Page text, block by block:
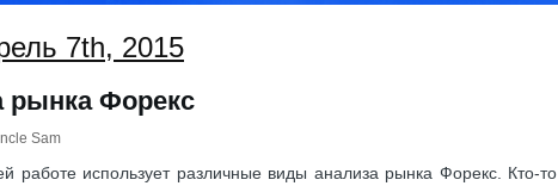
7th, 2015
рынка Форекс
Sam
работе использует различные виды анализа рынка Форекс. Кто-то